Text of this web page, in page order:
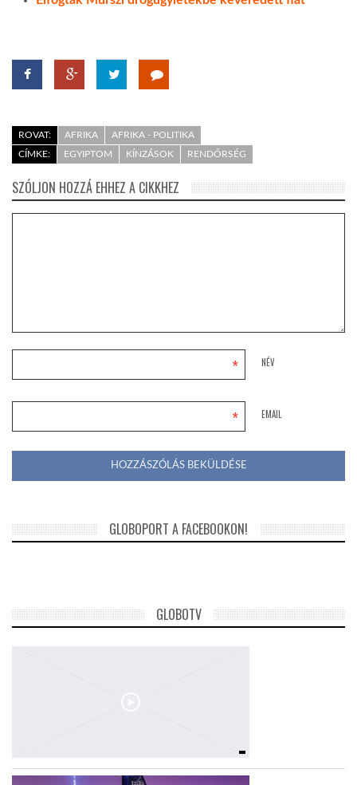
ROVAT: AFRIKA
AFRIKA - POLITIKA
CÍMKE:
EGYIPTOM KÍNZÁSOK RENDŐRSÉG
SZÓLJON HOZZÁ EHHEZ A CIKKHEZ
NÉV
*
EMAIL
*
GLOBOPORT A FACEBOOKON!
GLOBOTV